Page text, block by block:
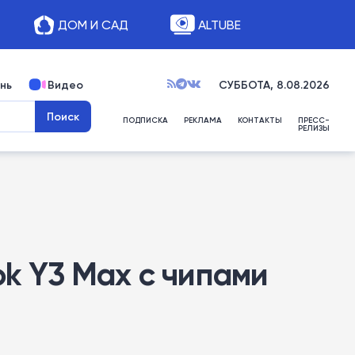
ДОМ И САД ALTUBE
Видео СУББОТА, 8.08.2026
ПОДПИСКА РЕКЛАМА КОНТАКТЫ ПРЕСС-
РЕЛИЗЫ
Y3 Max с чипами